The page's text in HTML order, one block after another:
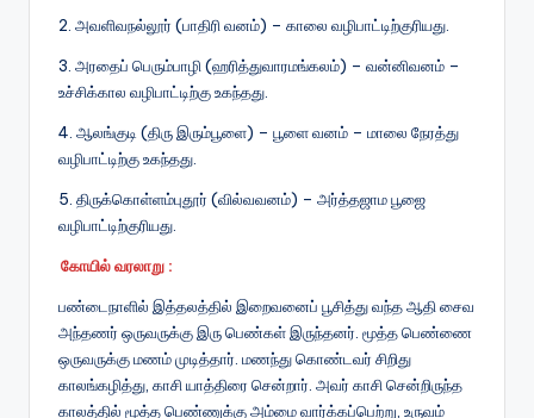
2. அவளிவநல்லூர் (பாதிரி வனம்) – காலை வழிபாட்டிற்குரியது.
3. அரதைப் பெரும்பாழி (ஹரித்துவாரமங்கலம்) – வன்னிவனம் –
உச்சிக்கால வழிபாட்டிற்கு உகந்தது.
4. ஆலங்குடி (திரு இரும்பூளை) – பூளை வனம் – மாலை நேரத்து
வழிபாட்டிற்கு உகந்தது.
5. திருக்கொள்ளம்புதூர் (வில்வவனம்) – அர்த்தஜாம பூஜை
வழிபாட்டிற்குரியது.
கோயில் வரலாறு :
பண்டைநாளில் இத்தலத்தில் இறைவனைப் பூசித்து வந்த ஆதி சைவ
அந்தணர் ஒருவருக்கு இரு பெண்கள் இருந்தனர். மூத்த பெண்ணை
ஒருவருக்கு மணம் முடித்தார். மணந்து கொண்டவர் சிறிது
காலங்கழித்து, காசி யாத்திரை சென்றார். அவர் காசி சென்றிருந்த
காலத்தில் மூத்த பெண்ணுக்கு அம்மை வார்க்கப்பெற்று, உருவம்